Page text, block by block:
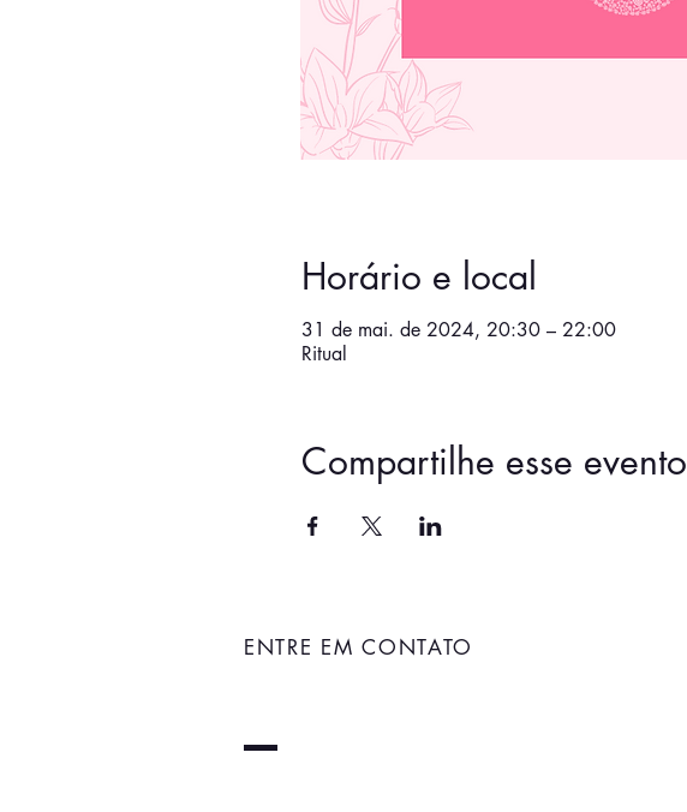
Horário e local
31 de mai. de 2024, 20:30 – 22:00
Ritual
Compartilhe esse evento
ENTRE EM CONTATO